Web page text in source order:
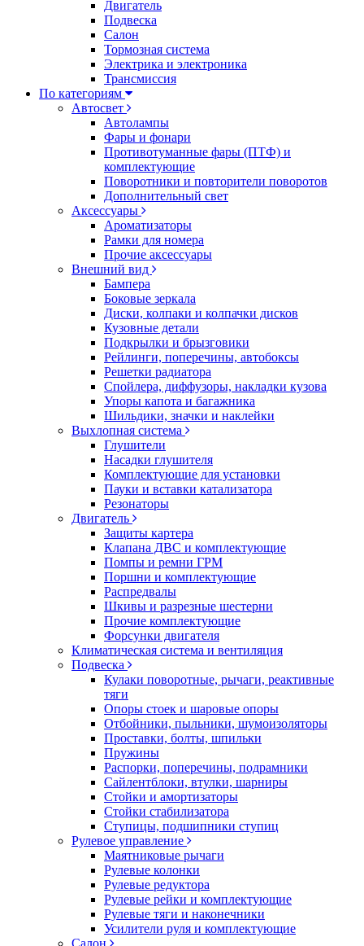
Двигатель
Подвеска
Салон
Тормозная система
Электрика и электроника
Трансмиссия
По категориям
Автосвет
Автолампы
Фары и фонари
Противотуманные фары (ПТФ) и
комплектующие
Поворотники и повторители поворотов
Дополнительный свет
Аксессуары
Ароматизаторы
Рамки для номера
Прочие аксессуары
Внешний вид
Бампера
Боковые зеркала
Диски, колпаки и колпачки дисков
Кузовные детали
Подкрылки и брызговики
Рейлинги, поперечины, автобоксы
Решетки радиатора
Спойлера, диффузоры, накладки кузова
Упоры капота и багажника
Шильдики, значки и наклейки
Выхлопная система
Глушители
Насадки глушителя
Комплектующие для установки
Пауки и вставки катализатора
Резонаторы
Двигатель
Защиты картера
Клапана ДВС и комплектующие
Помпы и ремни ГРМ
Поршни и комплектующие
Распредвалы
Шкивы и разрезные шестерни
Прочие комплектующие
Форсунки двигателя
Климатическая система и вентиляция
Подвеска
Кулаки поворотные, рычаги, реактивные
тяги
Опоры стоек и шаровые опоры
Отбойники, пыльники, шумоизоляторы
Проставки, болты, шпильки
Пружины
Распорки, поперечины, подрамники
Сайлентблоки, втулки, шарниры
Стойки и амортизаторы
Стойки стабилизатора
Ступицы, подшипники ступиц
Рулевое управление
Маятниковые рычаги
Рулевые колонки
Рулевые редуктора
Рулевые рейки и комплектующие
Рулевые тяги и наконечники
Усилители руля и комплектующие
Салон